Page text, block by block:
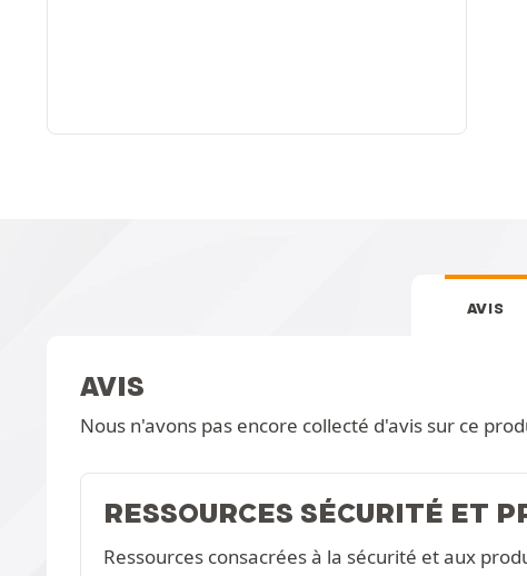
AVIS
AVIS
Nous n'avons pas encore collecté d'avis sur ce
RESSOURCES SÉCURITÉ ET
Ressources consacrées à la sécurité et aux